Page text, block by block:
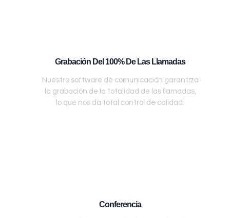
Grabación Del 100% De Las Llamadas
Nuestro software de comunicación garantiza
la grabación de la totalidad de las llamadas,
lo que nos da total control de calidad.
Conferencia